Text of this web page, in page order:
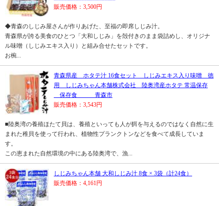
販売価格：3,500円
◆青森のしじみ屋さんが作りあげた、至福の即席しじみ汁。
青森県が誇る美食のひとつ「大和しじみ」を殻付きのまま袋詰めし、オリジナ
ル味噌（しじみエキス入り）と組み合せたセットです。
お椀...
青森県産 ホタテ汁 16食セット しじみエキス入り味噌 徳
用 しじみちゃん本舗株式会社 陸奥湾産ホタテ 常温保存
保存食 青森市
販売価格：3,543円
■陸奥湾の養殖ほたて貝は、養殖といっても人が餌を与えるのではなく自然に生
まれた稚貝を使って行われ、植物性プランクトンなどを食べて成長していま
す。
この恵まれた自然環境の中にある陸奥湾で、漁...
しじみちゃん本舗 大和しじみ汁 8食 × 3袋（計24食）
販売価格：4,161円